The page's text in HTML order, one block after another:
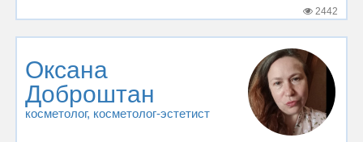
2442
Оксана
Доброштан
косметолог, косметолог-эстетист